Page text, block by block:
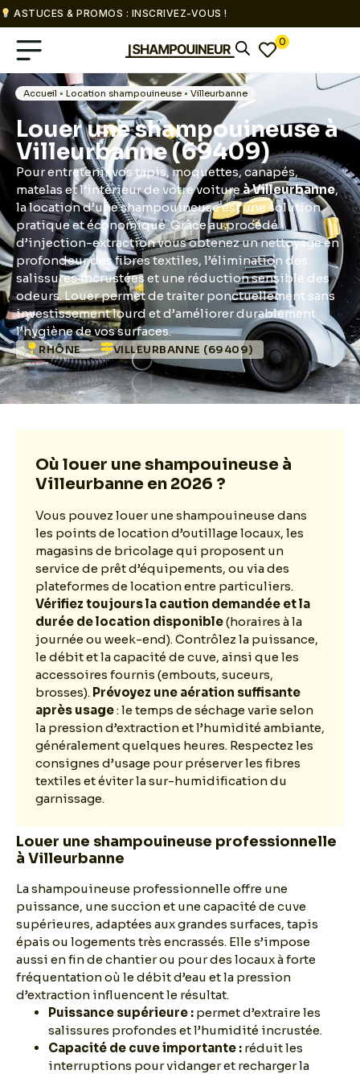
ASTUCES & PROMOS : INSCRIVEZ-VOUS !
0
Accueil • Location shampouineuse • Villeurbanne
Louer une shampouineuse à
Villeurbanne (69409)
Pour entretenir vos tapis, moquettes, canapés,
matelas et l’intérieur de votre voiture à Villeurbanne,
la location d’une shampouineuse est une solution
pratique et économique. Grâce au procédé
d’injection-extraction vous obtenez un nettoyage en
profondeur des fibres textiles, l’élimination des
salissures incrustées et une réduction sensible des
odeurs. Louer permet de traiter ponctuellement sans
investissement lourd et d’améliorer durablement
l’hygiène de vos surfaces.
RHÔNE VILLEURBANNE (69409)
Où louer une shampouineuse à
Villeurbanne en 2026 ?
Vous pouvez louer une shampouineuse dans
les points de location d’outillage locaux, les
magasins de bricolage qui proposent un
service de prêt d’équipements, ou via des
plateformes de location entre particuliers.
Vérifiez toujours la caution demandée et la
durée de location disponible(horaires à la
journée ou week-end). Contrôlez la puissance,
le débit et la capacité de cuve, ainsi que les
accessoires fournis (embouts, suceurs,
brosses). Prévoyez une aération suffisante
après usage: le temps de séchage varie selon
la pression d’extraction et l’humidité ambiante,
généralement quelques heures. Respectez les
consignes d’usage pour préserver les fibres
textiles et éviter la sur-humidification du
garnissage.
Louer une shampouineuse professionnelle
à Villeurbanne
La shampouineuse professionnelle offre une
puissance, une succion et une capacité de cuve
supérieures, adaptées aux grandes surfaces, tapis
épais ou logements très encrassés. Elle s’impose
aussi en fin de chantier ou pour des locaux à forte
fréquentation où le débit d’eau et la pression
d’extraction influencent le résultat.
Puissance supérieure : permet d’extraire les
salissures profondes et l’humidité incrustée.
Capacité de cuve importante : réduit les
interruptions pour vidanger et recharger la